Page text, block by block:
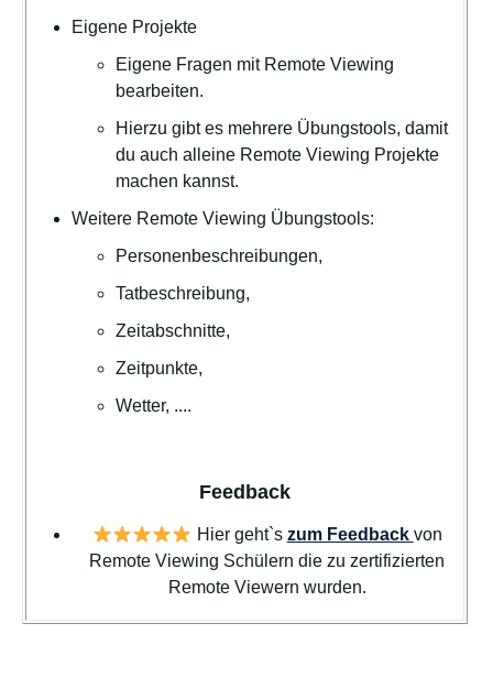
Eigene Projekte
Eigene Fragen mit Remote Viewing
bearbeiten.
Hierzu gibt es mehrere Übungstools, damit
du auch alleine Remote Viewing Projekte
machen kannst.
Weitere Remote Viewing Übungstools:
Personenbeschreibungen,
Tatbeschreibung,
Zeitabschnitte,
Zeitpunkte,
Wetter, ....
Feedback
Hier geht`s zum Feedback von
Remote Viewing Schülern die zu zertifizierten
Remote Viewern wurden.